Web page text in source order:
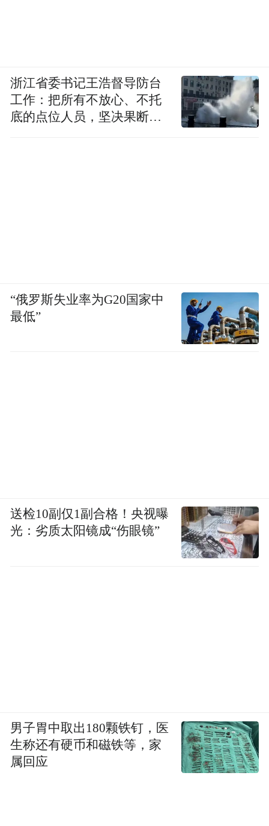
浙江省委书记王浩督导防台
工作：把所有不放心、不托
底的点位人员，坚决果断转
“俄罗斯失业率为G20国家中
最低”
送检10副仅1副合格！央视曝
光：劣质太阳镜成“伤眼镜”
男子胃中取出180颗铁钉，医
生称还有硬币和磁铁等，家
属回应